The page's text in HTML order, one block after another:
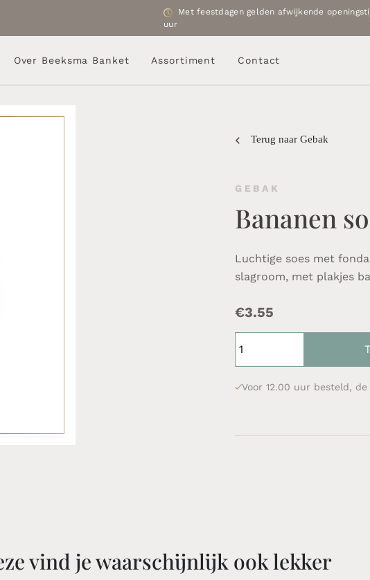
Met feestdagen gelden afwijkende
uur
Over Beeksma Banket Assortiment Contact
Terug naar Gebak
GEBAK
Bananen
Luchtige soes met
slagroom, met plakjes
€3.55
Voor 12.00 uur besteld,
vind je waarschijnlijk ook lekker